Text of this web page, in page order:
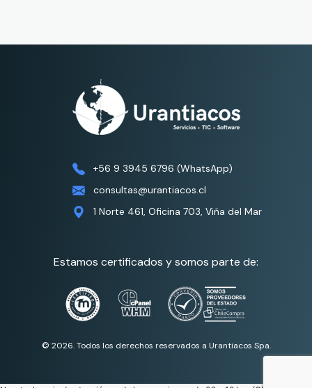
+56 9 3945 6796 (WhatsApp)
consultas@urantiacos.cl
1 Norte 461, Oficina 703, Viña del Mar
Estamos certificados y somos parte de:
© 2026. Todos los derechos reservados a Urantiacos Spa.